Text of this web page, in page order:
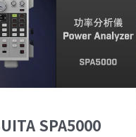
SPA5000